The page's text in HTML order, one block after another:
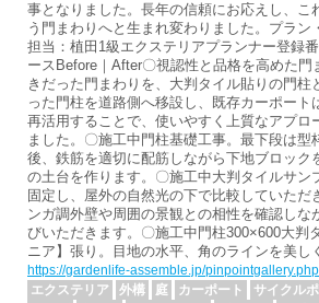
事となりました。長年の信頼にお応えし、こ
う門まわりへと生まれ変わりました。プラン
担当：植田1級エクステリアプランナー登録
ースBefore｜After〇視認性と品格を高めた門
きだった門まわりを、大判タイル貼りの門柱
った門柱を道路側へ移設し、既存カーポート
再活用することで、使いやすく上質なアプロ
ました。〇施工中門柱基礎工事。最下段は型
後、鉄筋を適切に配筋しながら下地ブロック
の土台を作ります。〇施工中大判タイルサン
固定し、屋外の自然光の下で比較していただ
ンガ調外壁や周囲の景観との相性を確認しな
びいただきます。〇施工中門柱300×600大判
ニア】張り。目地の水平、角のラインを美
https://gardenlife-assemble.jp/
エクステリア
外構 庭 カーポート サイクル